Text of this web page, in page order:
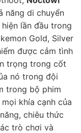
năng di chuyển
lần đầu trong
Gold, Silver
được cảm tình
trọng trong cốt
nó trong đội
trong bộ phim
khía cạnh của
chiêu thức
trò chơi và